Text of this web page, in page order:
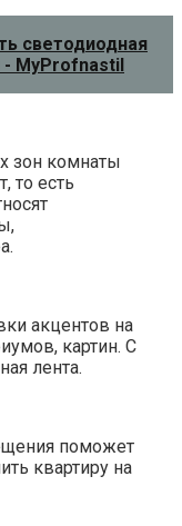
светодиодная
- MyProfnastil
зон комнаты
то есть
акцентов на
картин. С
лента.
поможет
квартиру на